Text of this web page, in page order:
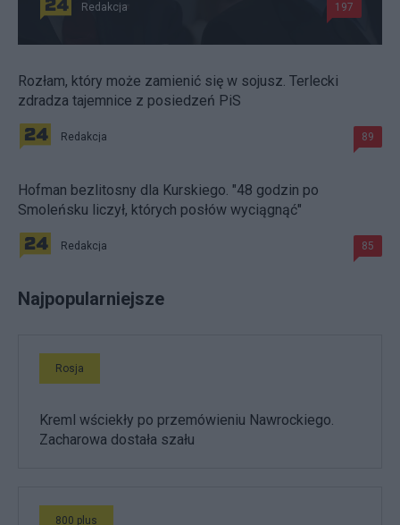
Redakcja 197
Rozłam, który może zamienić się w sojusz. Terlecki
zdradza tajemnice z posiedzeń PiS
Redakcja 89
Hofman bezlitosny dla Kurskiego. "48 godzin po
Smoleńsku liczył, których posłów wyciągnąć"
Redakcja 85
Najpopularniejsze
Rosja
Kreml wściekły po przemówieniu Nawrockiego.
Zacharowa dostała szału
800 plus